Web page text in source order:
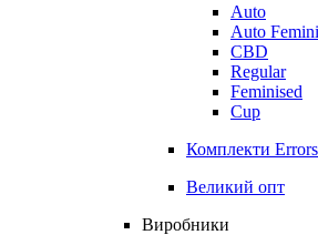
Auto
Auto
CBD
Regular
Feminised
Cup
Комплекти Errors
Великий опт
Виробники